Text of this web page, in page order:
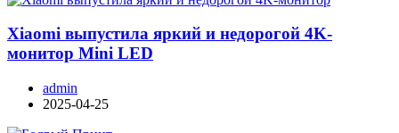
Xiaomi выпустила яркий и недорогой 4K-
монитор Mini LED
admin
2025-04-25